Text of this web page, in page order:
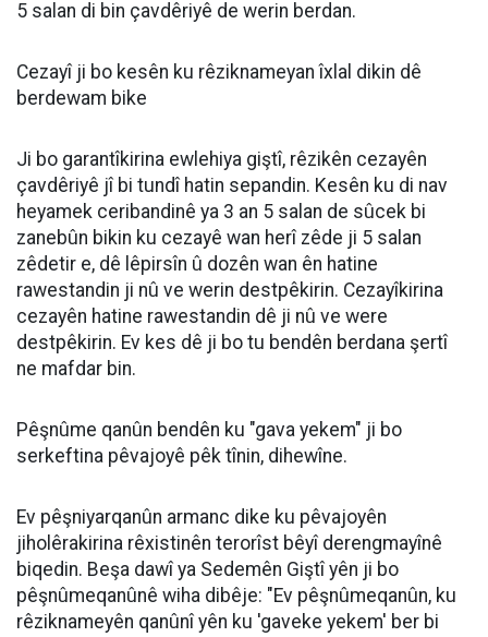
5 salan di bin çavdêriyê de werin berdan.
Cezayî ji bo kesên ku rêziknameyan îxlal dikin dê
berdewam bike
Ji bo garantîkirina ewlehiya giştî, rêzikên cezayên
çavdêriyê jî bi tundî hatin sepandin. Kesên ku di nav
heyamek ceribandinê ya 3 an 5 salan de sûcek bi
zanebûn bikin ku cezayê wan herî zêde ji 5 salan
zêdetir e, dê lêpirsîn û dozên wan ên hatine
rawestandin ji nû ve werin destpêkirin. Cezayîkirina
cezayên hatine rawestandin dê ji nû ve were
destpêkirin. Ev kes dê ji bo tu bendên berdana şertî
ne mafdar bin.
Pêşnûme qanûn bendên ku "gava yekem" ji bo
serkeftina pêvajoyê pêk tînin, dihewîne.
Ev pêşniyarqanûn armanc dike ku pêvajoyên
jiholêrakirina rêxistinên terorîst bêyî derengmayînê
biqedin. Beşa dawî ya Sedemên Giştî yên ji bo
pêşnûmeqanûnê wiha dibêje: "Ev pêşnûmeqanûn, ku
rêziknameyên qanûnî yên ku 'gaveke yekem' ber bi